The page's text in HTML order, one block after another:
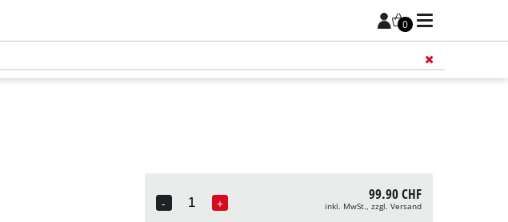
0
-
Quantity
+ 99.90 CHF
inkl. MwSt., zzgl. Versand